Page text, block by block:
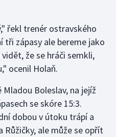
řekl trenér ostravského
tři zápasy ale bereme jako
že se hráči semkli,
ocenil Holaň.
Boleslav, na jejíž
se skóre 15:3.
dobou v útoku trápí a
Růžičky, ale může se opřít